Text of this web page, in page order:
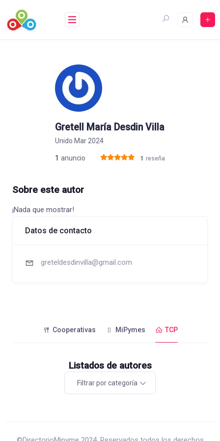
contenido
Gretell María Desdin Villa
Unido Mar 2024
1 anuncio 1 reseña
Sobre este autor
¡Nada que mostrar!
Datos de contacto
greteldesdinvilla@gmail.com
Cooperativas MiPymes TCP
Listados de autores
Filtrar por categoría